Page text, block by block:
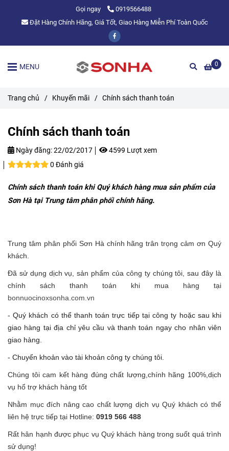
Gọi ngay
0919566488
Đặt Hàng Chính Hãng, Giá Tốt, Giao Hàng Miễn Phí Toàn Quốc
0
MENU
Trang chủ / Khuyến mãi / Chính sách thanh toán
Chính sách thanh toán
Ngày đăng:22/02/2017
4599 Lượt xem
0 Đánh giá
Chính sách thanh toán khi Quý khách hàng mua sản phẩm của
Sơn Hà tại Trung tâm phân phối chính hãng.
Trung tâm phân phối Sơn Hà chính hãng trân trọng cảm ơn Quý
khách.
Đã sử dụng dịch vụ, sản phẩm của công ty chúng tôi, sau đây là
chính sách thanh toán khi mua hàng tại
bonnuocinoxsonha.com.vn
- Quý khách có thể thanh toán trực tiếp tại công ty hoặc sau khi
giao hàng tại địa chỉ yêu cầu và thanh toán ngay cho nhân viên
giao hàng.
- Chuyển khoản vào tài khoản công ty chúng tôi.
Chúng tôi cam kết hàng đúng chất lượng,chính hãng 100%,dịch
vụ hổ trợ khách hàng tốt
Nhằm mục đích nâng cao chất lượng dịch vụ Quý khách có thể
liên hệ trực tiếp tại Hotline: 0919 566 488
Rất hân hạnh được phục vụ Quý khách hàng trong suốt quá trình
sử dụng!